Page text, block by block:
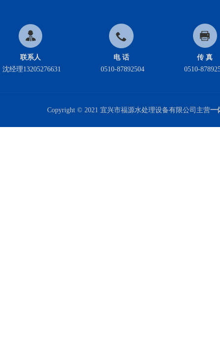
联系人
沈经理13205276631
电 话
0510-87892504
传 真
0510-
Copyright © 2021 宜兴市福源水处理设备有限公司主营一